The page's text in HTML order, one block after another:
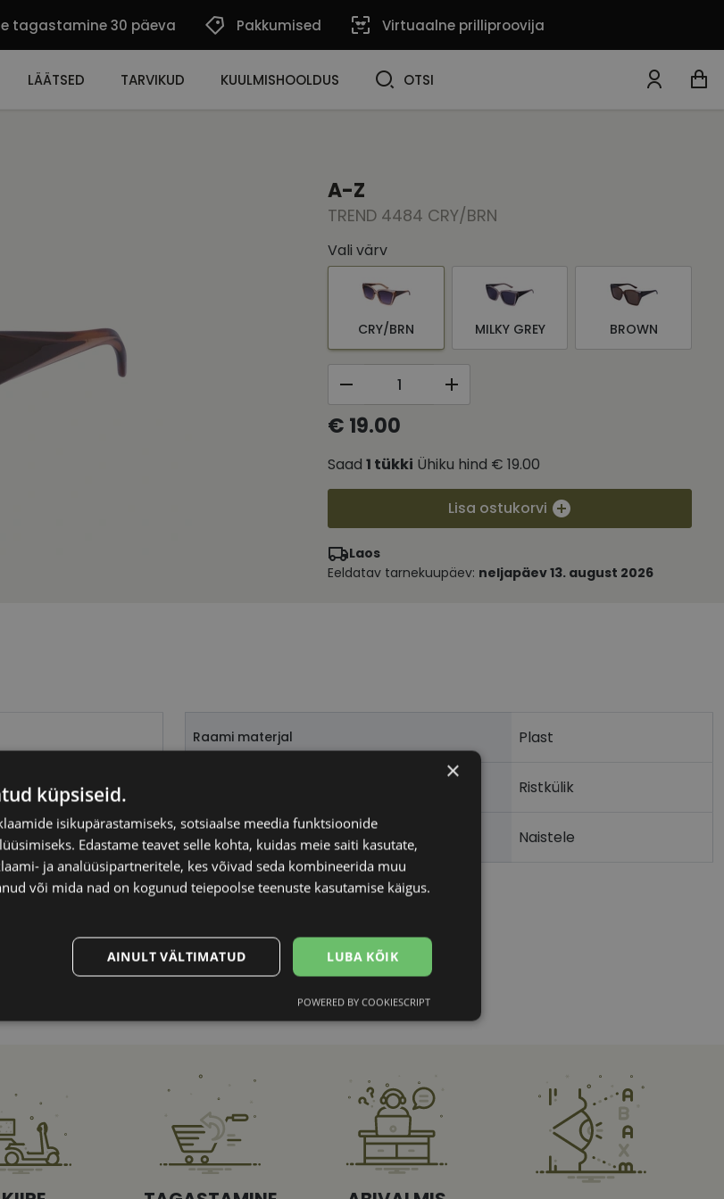
tagastamine 30 päeva Pakkumised Virtuaalne prilliproovija
LÄÄTSED TARVIKUD KUULMISHOOLDUS OTSI
A-Z
TREND 4484 CRY/BRN
Vali värv
CRY/BRN MILKY GREY BROWN
€ 19.00
Saad 1 tükki Ühiku hind € 19.00
Lisa ostukorvi
Laos
Eeldatav tarnekuupäev: neljapäev 13. august 2026
Raami materjal Plast
Ristkülik
Kliendirühm Naistele
×
küpsiseid.
isikupärastamiseks, sotsiaalse meedia funktsioonide
Edastame teavet selle kohta, kuidas meie saiti kasutate,
ja analüüsipartneritele, kes võivad seda kombineerida muu
või mida nad on kogunud teiepoolse teenuste kasutamise käigus.
LUBA KÕIK
AINULT VÄLTIMATUD
Eelistused
Statistika Turustamine Eelistused
kasutamismugavust, võimaldades põhifunktsioone nagu lehtedel navigeerimine
POWERED BY COOKIESCRIPT